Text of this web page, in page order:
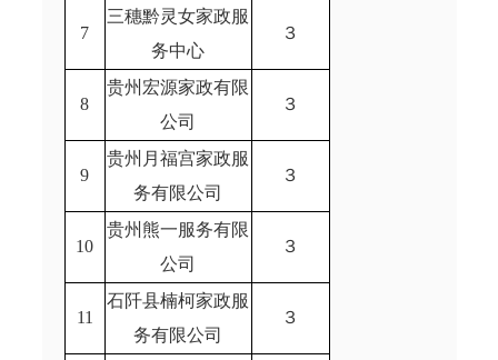
7
三穗黔灵女家政服
务中心
３
8
贵州宏源家政有限
公司
３
9
贵州月福宫家政服
务有限公司
３
10
贵州熊一服务有限
公司
３
11
石阡县楠柯家政服
务有限公司
３